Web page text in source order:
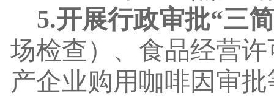
5.开展行政审批“三
场检查）、食品经营
产企业购用咖啡因审批